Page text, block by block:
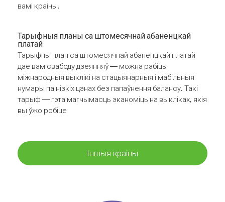
вамі краіны.
Тарыфныя планы са штомесячнай абаненцкай
платай
Тарыфны план са штомесячнай абаненцкай платай
дае вам свабоду дзеянняў — можна рабіць
міжнародныя выклікі на стацыянарныя і мабільныя
нумары па нізкіх цэнах без папаўнення балансу. Такі
тарыф — гэта магчымасць эканоміць на выкліках, якія
вы ўжо робіце
Іншыя краіны